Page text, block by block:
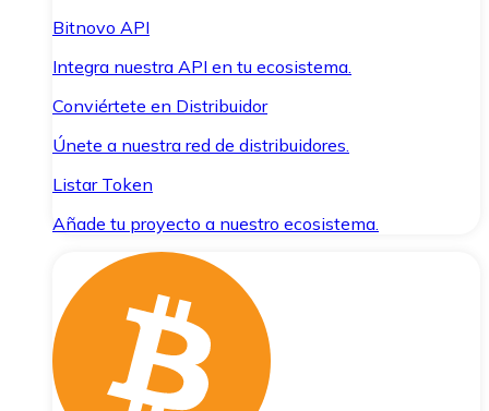
Bitnovo API
Integra nuestra API en tu ecosistema.
Conviértete en Distribuidor
Únete a nuestra red de distribuidores.
Listar Token
Añade tu proyecto a nuestro ecosistema.